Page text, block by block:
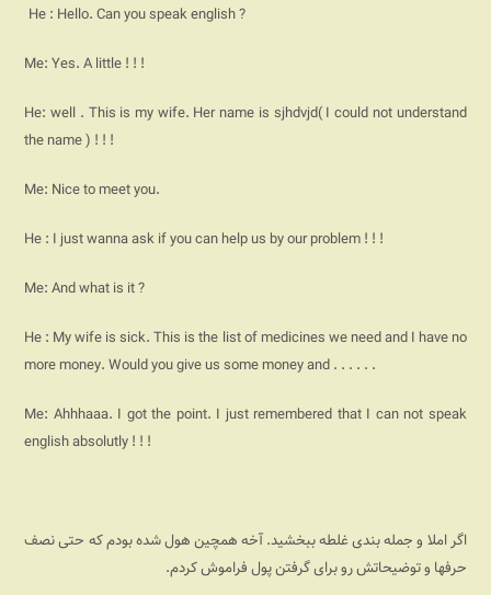
He : Hello. Can you speak english ?
Me: Yes. A little ! ! !
He: well . This is my wife. Her name is sjhdvjd( I could not understand
the name ) ! ! !
Me: Nice to meet you.
He : I just wanna ask if you can help us by our problem ! ! !
Me: And what is it ?
He : My wife is sick. This is the list of medicines we need and I have no
more money. Would you give us some money and . . . . . .
Me: Ahhhaaa. I got the point. I just remembered that I can not speak
english absolutly ! ! !
اگر املا و جمله بندی غلطه ببخشید. آخه همچین هول شده بودم که حتی نصف
حرفها و توضیحاتش رو برای گرفتن پول فراموش کردم.